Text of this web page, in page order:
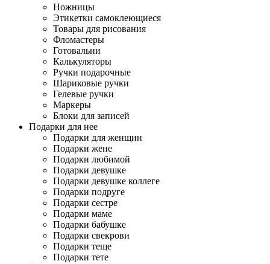
Ножницы
Этикетки самоклеющиеся
Товары для рисования
Фломастеры
Готовальни
Калькуляторы
Ручки подарочные
Шариковые ручки
Гелевые ручки
Маркеры
Блоки для записей
Подарки для нее
Подарки для женщин
Подарки жене
Подарки любимой
Подарки девушке
Подарки девушке коллеге
Подарки подруге
Подарки сестре
Подарки маме
Подарки бабушке
Подарки свекрови
Подарки теще
Подарки тете